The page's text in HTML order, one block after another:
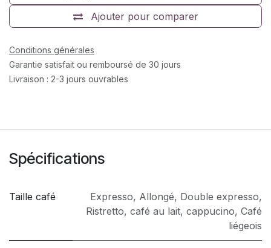
Ajouter pour comparer
Conditions générales
Garantie satisfait ou remboursé de 30 jours
Livraison : 2-3 jours ouvrables
Spécifications
Taille café Expresso, Allongé, Double expresso,
Ristretto, café au lait, cappucino, Café
liégeois